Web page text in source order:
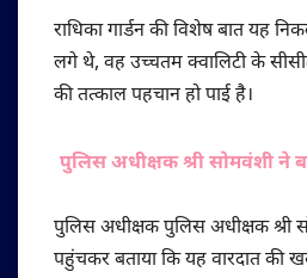
राधिका गार्डन की विशेष बात यह
लगे थे, वह उच्चतम क्वालिटी के
की तत्काल पहचान हो पाई है।
पुलिस अधीक्षक श्री सोमवंशी ने
पुलिस अधीक्षक पुलिस अधीक्षक श्री
पहुंचकर बताया कि यह वारदात की